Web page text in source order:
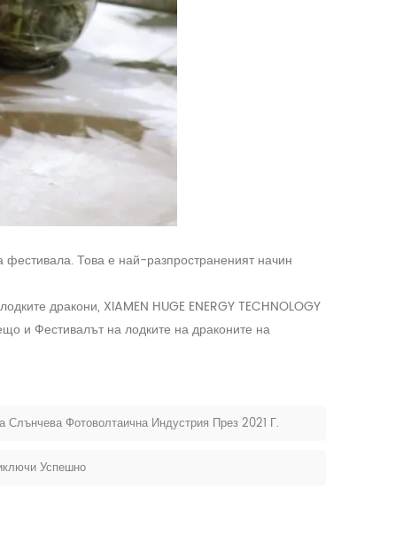
Това е най-разпространеният начин
дракони, XIAMEN HUGE ENERGY TECHNOLOGY
и Фестивалът на лодките на драконите на
Фотоволтаична Индустрия През 2021 Г.
Успешно